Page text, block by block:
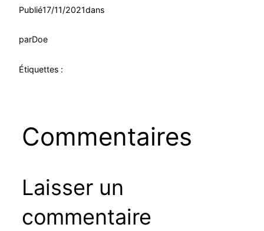
Publié17/11/2021dans
parDoe
Étiquettes :
Commentaires
Laisser un
commentaire